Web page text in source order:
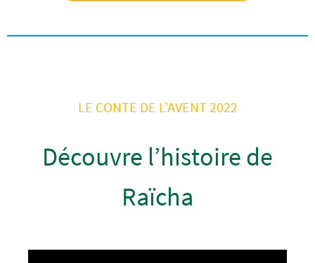
LE CONTE DE L’AVENT 2022
Découvre l’histoire de
Raïcha